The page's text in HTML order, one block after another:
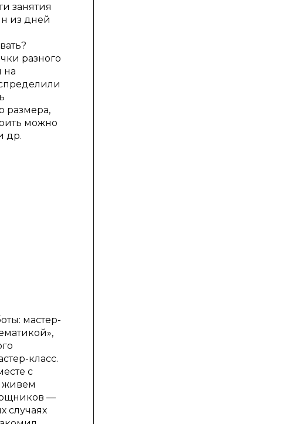
занятия
из дней
разного
на
размера,
можно
др.
мастер-
класс.
с
живем
—
случаях